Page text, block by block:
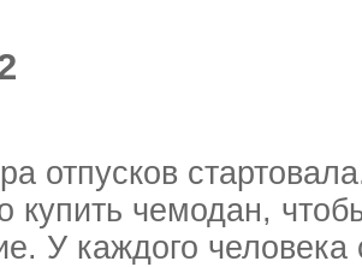
отпусков
купить чемодан,
У каждого